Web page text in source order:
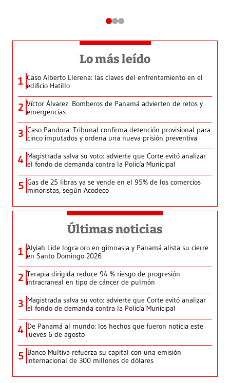
Lo más leído
1 Caso Alberto Llerena: las claves del enfrentamiento en el
edificio Hatillo
2 Víctor Álvarez: Bomberos de Panamá advierten de retos y
emergencias
3 Caso Pandora: Tribunal confirma detención provisional para
cinco imputados y ordena una nueva prisión preventiva
4 Magistrada salva su voto: advierte que Corte evitó analizar
el fondo de demanda contra la Policía Municipal
5 Gas de 25 libras ya se vende en el 95% de los comercios
minoristas, según Acodeco
Últimas noticias
1 Alyiah Lide logra oro en gimnasia y Panamá alista su cierre
en Santo Domingo 2026
2 Terapia dirigida reduce 94 % riesgo de progresión
intracraneal en tipo de cáncer de pulmón
3 Magistrada salva su voto: advierte que Corte evitó analizar
el fondo de demanda contra la Policía Municipal
4 De Panamá al mundo: los hechos que fueron noticia este
jueves 6 de agosto
5 Banco Multiva refuerza su capital con una emisión
internacional de 300 millones de dólares